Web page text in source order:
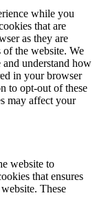
while you
that are
as they are
the website. We
understand how
in your browser
to opt-out of these
may affect your
website to
that ensures
These